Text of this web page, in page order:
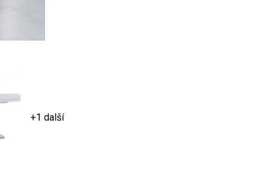
+1 další